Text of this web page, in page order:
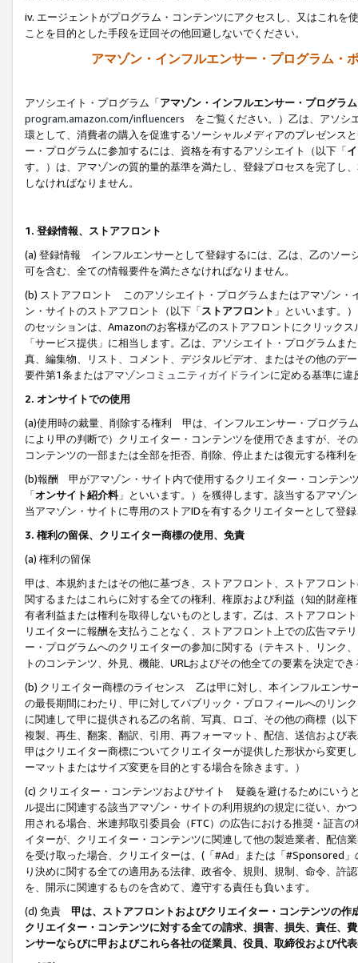
iv. エージェントがプログラム・コンテンツにアクセスし、又はこれ
ことを目的とした手段を迂回その他回避しないでください。
アマゾン・インフルエンサー・プログラム・
アソシエイト・プログラム「アマゾン・インフルエンサー・プログラム
program.amazon.com/influencers をご覧ください。）乙は、アソシ
環として、消費者の購入を促進するソーシャルメディアのプレゼンス
ー・プログラムに参加するには、資格を有するアソシエイト（以下「
す。）は、アマゾンの質的量的基準を満たし、登録プロセスを完了し、
しなければなりません。
1. 登録情報、ストアフロント
(a) 登録情報 インフルエンサーとして登録するには、乙は、乙のソー
可を含む、全ての情報要件を満たさなければなりません。
(b) ストアフロント このアソシエイト・プログラムまたはアマゾン・
ン・サイトのストアフロント（以下「ストアフロント 」といいます。
のセッションは、Amazonのお客様が乙のストアフロントにクリック
「サービス提供」に相当します。乙は、アソシエイト・プログラム
真、編集物、リスト、コメント、デジタルビデオ、またはその他のデ
要件第1条またはアマゾンコミュニティガイドラインに定める基準に違
2. オンサイトでの使用
(a)使用時の裁量、削除する権利 甲は、インフルエンサー・プログラ
により甲の判断で）クリエイター・コンテンツを使用できますが、そ
コンテンツの一部または全部を拒否、削除、停止または復元する権利
(b)報酬 甲がアマゾン・サイト内で使用するクリエイター・コンテン
「オンサイト紹介料」といいます。）を獲得します。該当するアマゾ
当アマゾン・サイトに専用のストアIDを有するクリエイターとして登
3. 権利の留保、クリエイター商標の使用、免責
(a) 権利の留保
甲は、本規約またはその他に基づき、ストアフロント、ストアフロン
関するまたはこれらに対する全ての権利、権原および利益（知的財産
有者利益または権利を取得しないものとします。乙は、ストアフロン
リエイターに報酬を支払うことなく、ストアフロント上での広告マテ
ー・プログラムへのクリエイターの参加に関する（テキスト、リンク
トのコンテンツ、外見、機能、URLおよびその他全ての要素を決定で
(b) クリエイター商標のライセンス 乙は甲に対し、本インフルエンサ
の最長期間にわたり、甲に対してパブリック・プロフィールへのリン
に関連して甲に提供される乙の名前、写真、ロゴ、その他の商標（以
複製、再生、翻案、翻訳、引用、再フォーマット、配信、送信および
甲はクリエイター商標についてクリエイターが提供した形状から変更
ーマットまたはサイズ変更を目的とする場合を除きます。）
(c) クリエイター・コンテンツおよびサイト 疑義を避けるためにいう
ル提出に関連する該当アマゾン・サイトの利用規約の規定に従い、か
用される場合、米連邦取引委員会（FTC）の広告における推奨・証言
イターが、クリエイター・コンテンツに関連して他の製造業者、配信
を受け取った場合、クリエイターは、(「#Ad」または「#Sponsored
り決めに関する全ての適用ある法律、政省令、規則、規制、命令、許
を、開示に関連するものを含めて、遵守する責任も負います。
(d) 免責 甲は、ストアフロントおよびクリエイター・コンテンツの
クリエイター・コンテンツに対する全ての請求、損害、損失、責任、
ンサーならびに甲およびこれら各社の従業員、役員、取締役および代